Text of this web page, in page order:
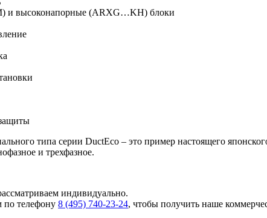
и высоконапорные (ARXG…KH) блоки
типа серии DuctEco – это пример настоящего
и трехфазное.
индивидуально.
по телефону 8 (495) 740-23-24, чтобы получить наше